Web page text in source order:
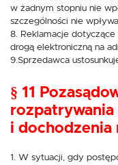
w żadnym stopniu nie
szczególności nie
8. Reklamacje dotyczące
drogą elektroniczną na
9.Sprzedawca
§ 11
rozpatrywania
i dochodzenia
1. W sytuacji, gdy